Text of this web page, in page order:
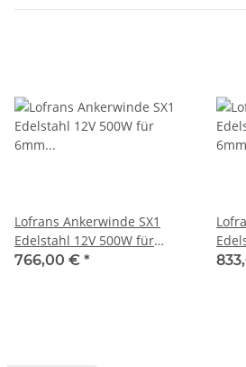
Lofrans Ankerwinde SX1
Edelstahl 12V 500W für
6mm Kette 636279
766,00 € *